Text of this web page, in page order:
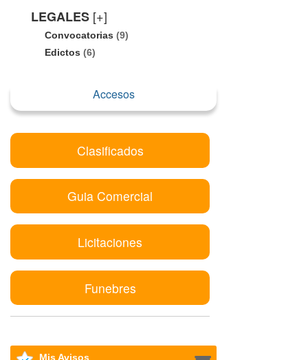
LEGALES [+]
Convocatorias (9)
Edictos (6)
Accesos
Clasificados
Guia Comercial
Licitaciones
Funebres
Mis Avisos